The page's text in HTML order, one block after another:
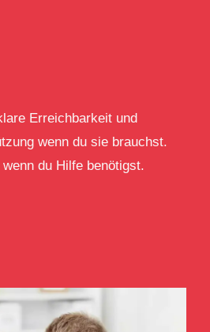
Erreichbarkeit und
wenn du sie brauchst.
du Hilfe benötigst.